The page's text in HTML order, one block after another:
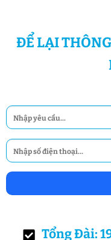
ĐỂ LẠI
Tổng Đài: